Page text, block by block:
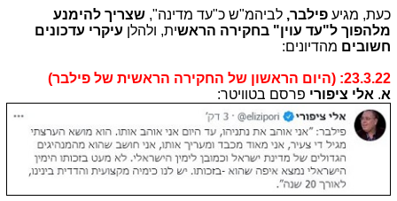
כעת, מגיע פילבר, לביהמ"ש כ"עד מדינה", שצריך להימנע
מלהפוך ל"עד עוין" בחקירה הראשית, ולהלן עיקרי עדכונים
חשובים מהדיונים:
23.3.22: (היום הראשון של החקירה הראשית של פילבר)
א. אלי ציפורי פרסם בטוויטר: